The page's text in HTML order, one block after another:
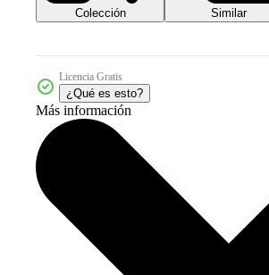
Colección Similar
Licencia Gratis
¿Qué es esto?
Más información